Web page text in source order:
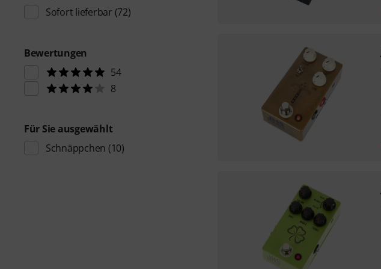
Sofort lieferbar (72)
Bewertungen
54
8
Für Sie ausgewählt
Schnäppchen (10)